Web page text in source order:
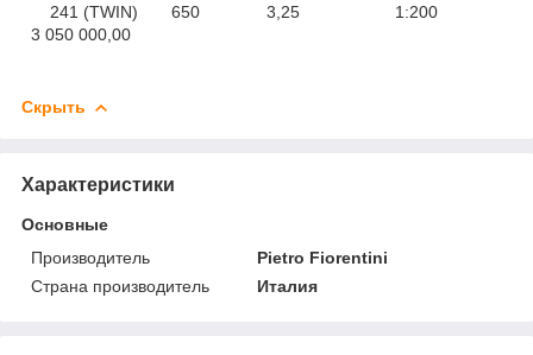
241 (TWIN) 650 3,25 1:200
3 050 000,00
Скрыть
Характеристики
Основные
Производитель
Pietro Fiorentini
Страна производитель
Италия